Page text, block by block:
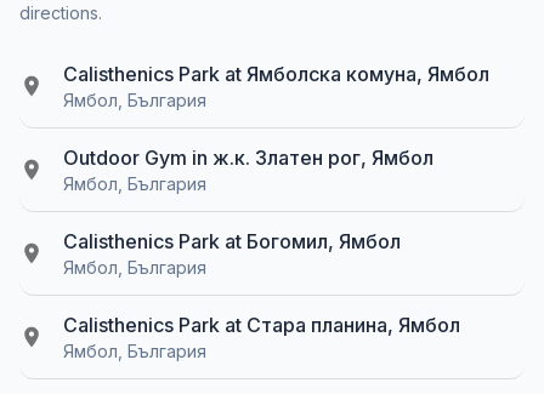
directions.
Calisthenics Park at Ямболска комуна, Ямбол
Ямбол, България
Outdoor Gym in ж.к. Златен рог, Ямбол
Ямбол, България
Calisthenics Park at Богомил, Ямбол
Ямбол, България
Calisthenics Park at Стара планина, Ямбол
Ямбол, България